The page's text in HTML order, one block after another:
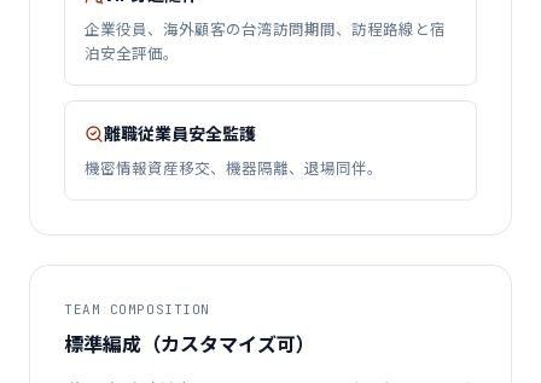
企業役員、海外顧客の台湾訪問期間、訪程路線と宿
泊安全評価。
離職従業員安全監護
機密情報資産移交、機器隔離、退場同伴。
TEAM COMPOSITION
標準編成（カスタマイズ可）